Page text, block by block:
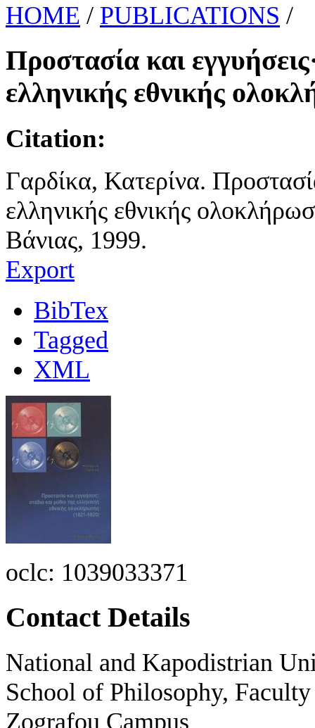
HOME / PUBLICATIONS /
Προστασία και
ελληνικής εθνικής
Citation:
Γαρδίκα, Κατερίνα.
ελληνικής εθνικής
Βάνιας, 1999.
Export
BibTex
Tagged
XML
oclc: 1039033371
Contact Details
National and Kapodistrian
School of Philosophy,
Zografou Campus